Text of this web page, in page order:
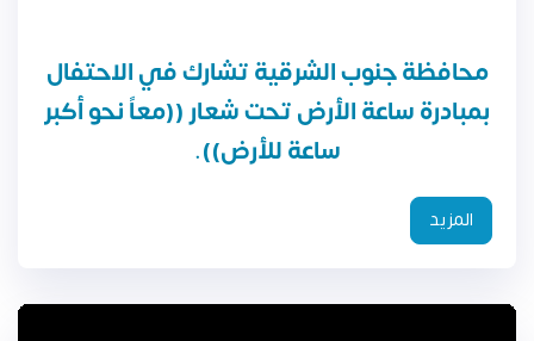
محافظة جنوب الشرقية تشارك في الاحتفال
بمبادرة ساعة الأرض تحت شعار ((معاً نحو أكبر
ساعة للأرض)).
المزيد